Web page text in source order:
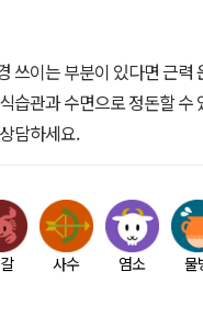
쓰이는 부분이 있다면 근력
습관과 수면으로 정돈할 수
담하세요.
사수 염소 물